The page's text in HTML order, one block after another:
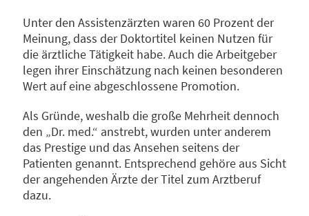
Unter den Assistenzärzten waren 60 Prozent der
Meinung, dass der Doktortitel keinen Nutzen für
die ärztliche Tätigkeit habe. Auch die Arbeitgeber
legen ihrer Einschätzung nach keinen besonderen
Wert auf eine abgeschlossene Promotion.
Als Gründe, weshalb die große Mehrheit dennoch
den „Dr. med.“ anstrebt, wurden unter anderem
das Prestige und das Ansehen seitens der
Patienten genannt. Entsprechend gehöre aus Sicht
der angehenden Ärzte der Titel zum Arztberuf
dazu.